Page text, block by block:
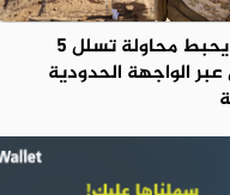
الجيش يحبط محاولة تسلل 5
الواجهة الحدودية